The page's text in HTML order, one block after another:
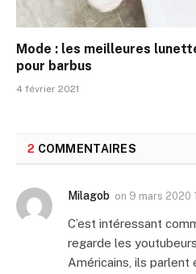
Mode : les meilleures
pour barbus
4 février 2021
2 COMMENTAIRES
Milagob on 9 mars 2020
C’est intéressant
regarde les
Américains, ils parlent